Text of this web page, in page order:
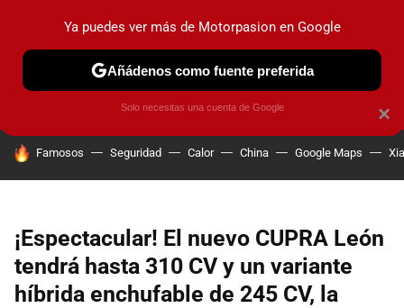
PRUEBAS COCHES ELÉCTRICOS OBSERVATORIO
HOY SE HABLA DE
Famosos Seguridad Calor China Google Maps
¡Espectacular! El nuevo CUPRA León
tendrá hasta 310 CV y un variante
híbrida enchufable de 245 CV, la
×
Ya puedes ver más de Motorpasion en Google
Añádenos como fuente preferida
Solo necesitas una cuenta de Google